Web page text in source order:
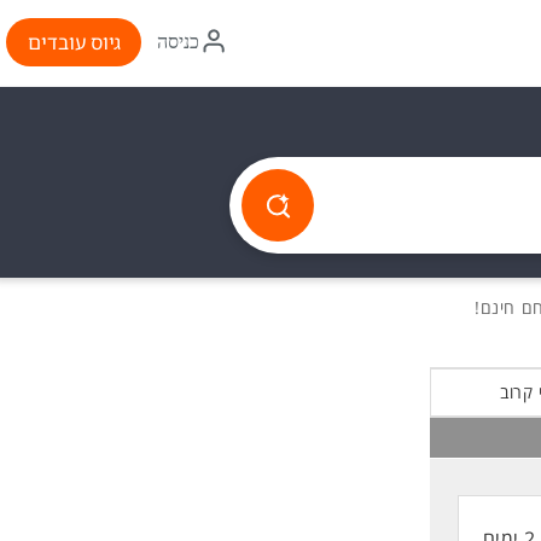
איקון
התחברות
כניסה גיוס עובדים
קרוב